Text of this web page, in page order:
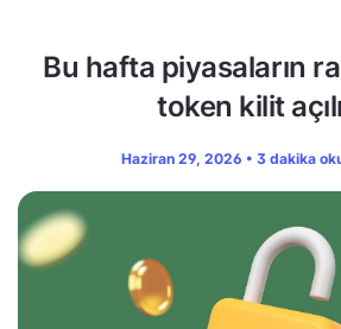
Bu hafta piyasaların
token kilit
Haziran 29, 2026 • 3 dakika